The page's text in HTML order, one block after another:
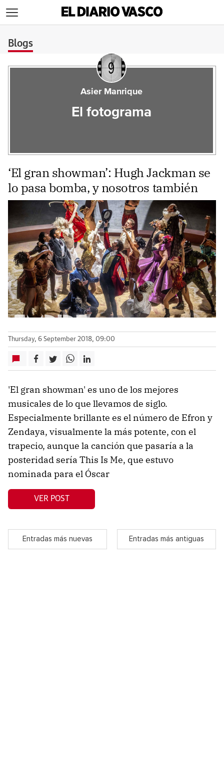
Blogs
Asier Manrique
El fotograma
‘El gran showman’: Hugh Jackman se
lo pasa bomba, y nosotros también
Thursday, 6 September 2018, 09:00
'El gran showman' es uno de los mejores
musicales de lo que llevamos de siglo.
Especialmente brillante es el número de Efron y
Zendaya, visualmente la más potente, con el
trapecio, aunque la canción que pasaría a la
posteridad sería This Is Me, que estuvo
nominada para el Óscar
VER POST
Entradas más nuevas Entradas más antiguas